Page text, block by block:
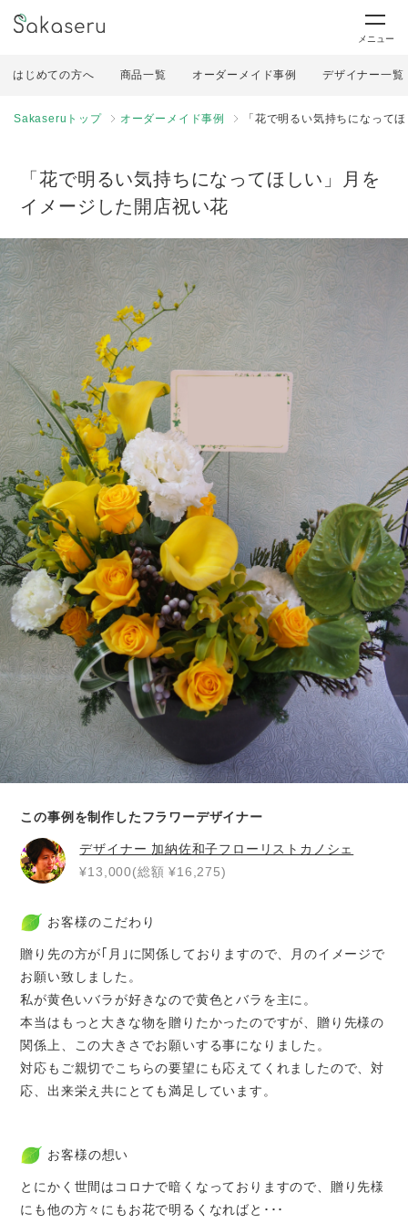
メニュー
はじめての方へ 商品一覧 オーダーメイド事例 デザイナー一覧
Sakaseruトップ オーダーメイド事例 「花で明るい気持ちになって
「花で明るい気持ちになってほしい」月を
イメージした開店祝い花
この事例を制作したフラワーデザイナー
デザイナー 加納佐和子フローリストカノシェ
¥13,000(総額 ¥16,275)
お客様のこだわり
贈り先の方が｢月｣に関係しておりますので、月のイメージで
お願い致しました。
私が黄色いバラが好きなので黄色とバラを主に。
本当はもっと大きな物を贈りたかったのですが、贈り先様の
関係上、この大きさでお願いする事になりました。
対応もご親切でこちらの要望にも応えてくれましたので、対
応、出来栄え共にとても満足しています。
お客様の想い
とにかく世間はコロナで暗くなっておりますので、贈り先様
にも他の方々にもお花で明るくなればと･･･